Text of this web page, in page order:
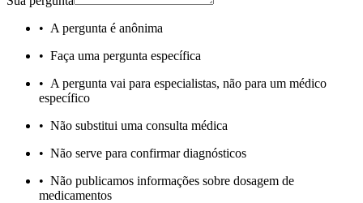
• A pergunta é anônima
• Faça uma pergunta específica
• A pergunta vai para especialistas, não para um médico
específico
• Não substitui uma consulta médica
• Não serve para confirmar diagnósticos
• Não publicamos informações sobre dosagem de
medicamentos